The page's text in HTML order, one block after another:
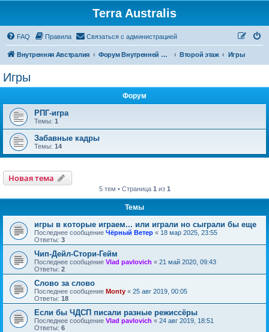
Terra Australis
FAQ Правила Связаться с администрацией
Внутренняя Австралия Форум Внутренней Австралии Второй этаж Игры
Игры
Форум
РПГ-игра
Темы: 1
Забавные кадры
Темы: 14
Новая тема
Новаятема
5 тем • Страница 1 из 1
Темы
игры в которые играем... или играли но сыграли бы еще
Последнее сообщение Чёрный Ветер « 18 мар 2025, 23:55
Ответы: 3
Чип-Дейл-Стори-Гейм
Последнее сообщение Vlad pavlovich « 21 май 2020, 09:43
Ответы: 2
Слово за слово
Последнее сообщение Monty « 25 авг 2019, 00:05
Ответы: 18
Если бы ЧДСП писали разные режиссёры
Последнее сообщение Vlad pavlovich « 24 авг 2019, 18:51
Ответы: 6